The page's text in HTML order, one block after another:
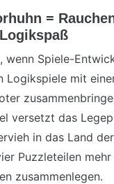
=
wenn Spiele-
Logikspiele mit
versetzt das
in das Land
Puzzleteilen mehr
zusammenlegen.